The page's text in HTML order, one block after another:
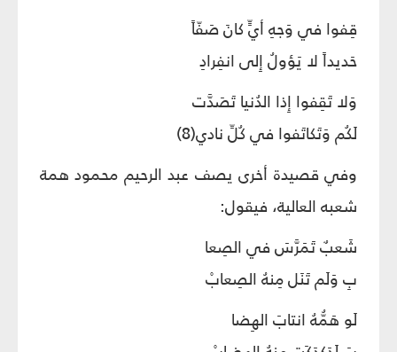
قِفوا في وَجهِ أيٍّ كانَ صَفّاً
حَديداً لا يَؤولُ إِلى انفِرادِ
وَلا تَقِفوا إِذا الدُنيا تَصَدَّت
لَكُم وَتَكاتَفوا في كُلِّ نادي(8)
وفي قصيدة أخرى يصف عبد الرحيم محمود همة
شعبه العالية، فيقول:
شَعبٌ تَمَرَّسَ في الصِعا
بِ وَلَم تَنَل مِنهُ الصِعابْ
لَو هَمُّهُ انتابَ الهِضا